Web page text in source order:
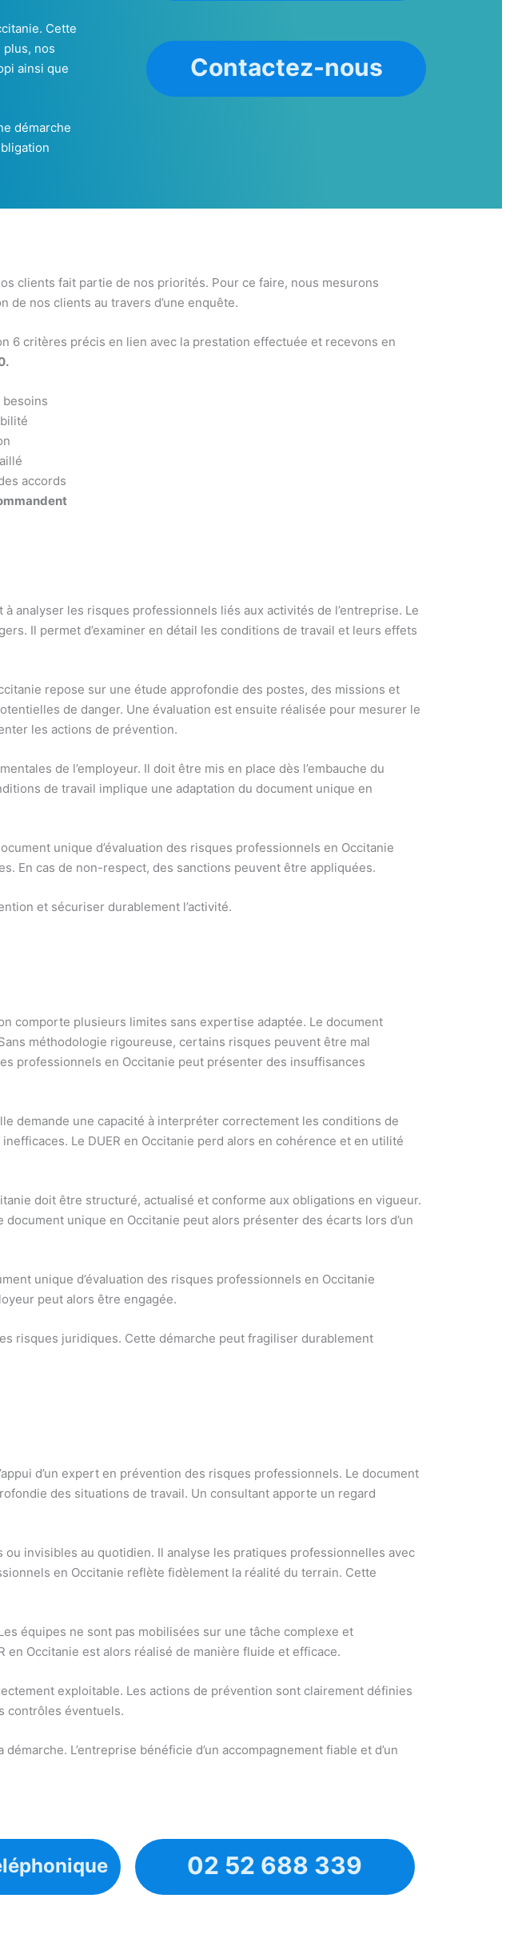
Cette
nos
ainsi que
démarche
Contactez-nous
clients fait partie de nos priorités. Pour ce faire, nous mesurons
de nos clients au travers d’une enquête.
6 critères précis en lien avec la prestation effectuée et recevons en
besoins
accords
analyser les risques professionnels liés aux activités de l’entreprise. Le
Il permet d’examiner en détail les conditions de travail et leurs effets
repose sur une étude approfondie des postes, des missions et
de danger. Une évaluation est ensuite réalisée pour mesurer le
les actions de prévention.
de l’employeur. Il doit être mis en place dès l’embauche du
de travail implique une adaptation du document unique en
unique d’évaluation des risques professionnels en Occitanie
En cas de non-respect, des sanctions peuvent être appliquées.
et sécuriser durablement l’activité.
comporte plusieurs limites sans expertise adaptée. Le document
méthodologie rigoureuse, certains risques peuvent être mal
professionnels en Occitanie peut présenter des insuffisances
demande une capacité à interpréter correctement les conditions de
Le DUER en Occitanie perd alors en cohérence et en utilité
doit être structuré, actualisé et conforme aux obligations en vigueur.
unique en Occitanie peut alors présenter des écarts lors d’un
unique d’évaluation des risques professionnels en Occitanie
peut alors être engagée.
risques juridiques. Cette démarche peut fragiliser durablement
d’un expert en prévention des risques professionnels. Le document
des situations de travail. Un consultant apporte un regard
invisibles au quotidien. Il analyse les pratiques professionnelles avec
en Occitanie reflète fidèlement la réalité du terrain. Cette
équipes ne sont pas mobilisées sur une tâche complexe et
Occitanie est alors réalisé de manière fluide et efficace.
exploitable. Les actions de prévention sont clairement définies
contrôles éventuels.
L’entreprise bénéficie d’un accompagnement fiable et d’un
02 52 688 339